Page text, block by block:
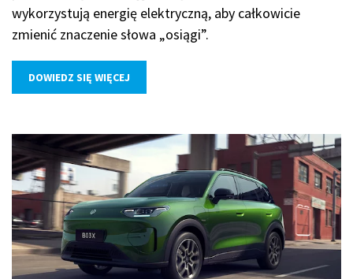
wykorzystują energię elektryczną, aby całkowicie
zmienić znaczenie słowa „osiągi”.
DOWIEDZ SIĘ WIĘCEJ